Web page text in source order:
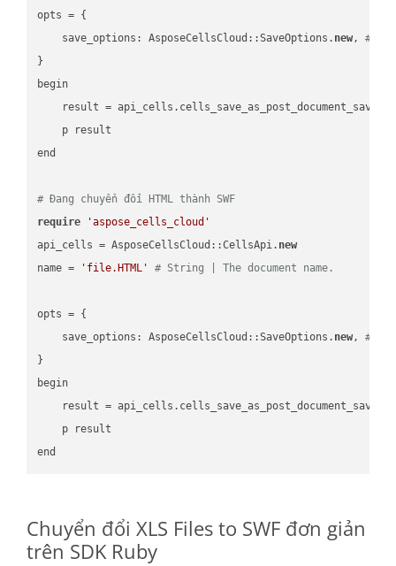
opts = {
    save_options: AsposeCellsCloud::SaveOptions.
new, #
}
begin
result =
    p result
end
# Đang chuyển đổi HTML thành SWF
require
'aspose_cells_cloud'
api_cells = AsposeCellsCloud::CellsApi. new
name =
'file.HTML' # String | The document name.
opts = {
    save_options: AsposeCellsCloud::SaveOptions.
new, #
}
begin
result =
    p result
Chuyển đổi XLS Files to SWF đơn giản
trên SDK Ruby